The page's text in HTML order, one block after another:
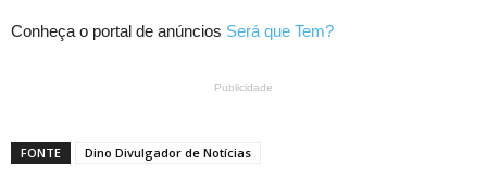
Conheça o portal de anúncios Será que Tem?
Publicidade
FONTE Dino Divulgador de Notícias